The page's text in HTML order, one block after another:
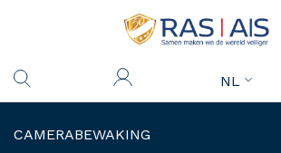
NL
CAMERABEWAKING